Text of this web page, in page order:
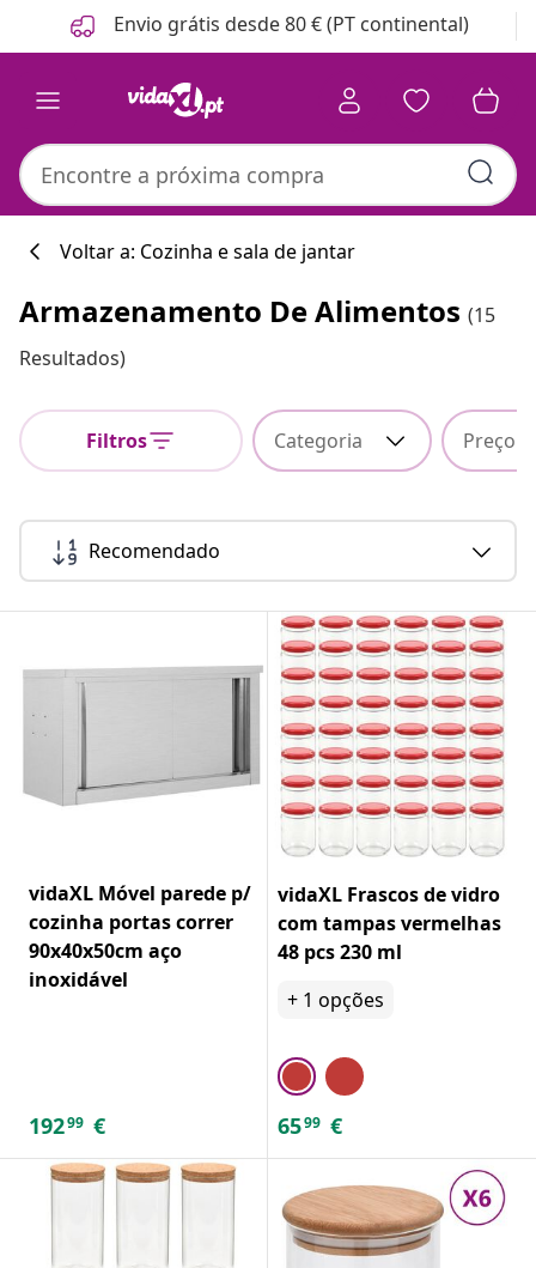
Anterior
Seguinte Envio grátis desde 80 € (PT continental)
Voltar a: Cozinha e sala de jantar
Armazenamento De Alimentos (15
Resultados)
Filtros Categoria Preço
Recomendado
vidaXL Móvel parede p/
cozinha portas correr
90x40x50cm aço
inoxidável
19299 €
vidaXL Frascos de vidro
com tampas vermelhas
48 pcs 230 ml
+ 1 opções
6599 €